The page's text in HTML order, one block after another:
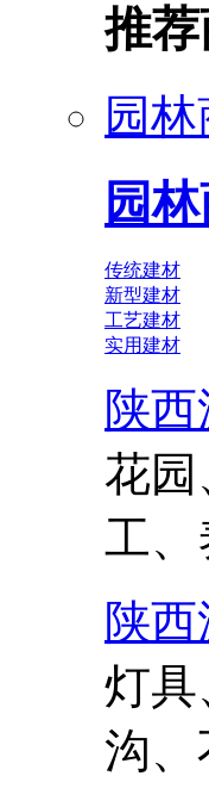
推
园
园
传统建材
新型建材
工艺建材
实用建材
陕
花园
工、
陕
灯具
沟、